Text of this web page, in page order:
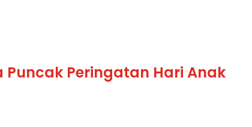
Peringatan Hari Anak